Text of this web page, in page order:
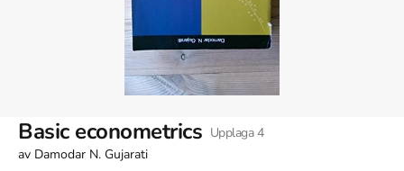
Basic econometrics Upplaga4
av Damodar N. Gujarati